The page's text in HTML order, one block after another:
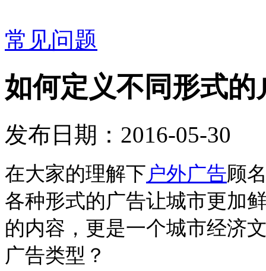
常见问题
如何定义不同形式的
发布日期：2016-05-30
在大家的理解下户外广告顾
各种形式的广告让城市更加
的内容，更是一个城市经济
广告类型？